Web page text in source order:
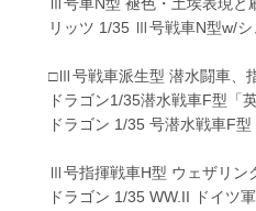
リッツ 1/35 Ⅲ号戦車N型w/
□Ⅲ号戦車派生型 潜水闘車、
ドラゴン1/35潜水戦車F型「
ドラゴン 1/35 号潜水戦車F
Ⅲ号指揮戦車H型 ウェザリン
ドラゴン 1/35 WW.II ドイツ